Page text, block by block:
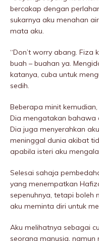
bercakap dengan
sukarnya aku menahan
mata aku.
“Don’t worry abang. Fiza
buah – buahan ya.
katanya, cuba untuk
sedih.
Beberapa minit
Dia mengatakan bahawa
Dia juga menyerahkan
meninggaI dunia akibat
apabila isteri aku
Selesai sahaja
yang menempatkan
sepenuhnya, tetapi boleh
aku meminta diri untuk
Aku melihatnya sebagai
seorang manusia, namun